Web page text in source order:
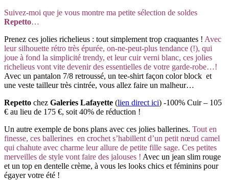
Suivez-moi que je vous montre ma petite sélection de soldes
Repetto…
Prenez ces jolies richelieus : tout simplement trop craquantes ! Avec
leur silhouette rétro très épurée, on-ne-peut-plus tendance (!), qui
joue à fond la simplicité trendy, et leur cuir verni blanc, ces jolies
richelieus vont vite devenir des essentielles de votre garde-robe…!
Avec un pantalon 7/8 retroussé, un tee-shirt façon color block et
une veste tailleur très cintrée, vous allez faire un malheur…
Repetto chez Galeries Lafayette (lien direct ici) -100% Cuir – 105
€ au lieu de 175 €, soit 40% de réduction !
Un autre exemple de bons plans avec ces jolies ballerines. Tout en
finesse, ces ballerines en crochet s’habillent d’un petit nœud camel
qui chahute avec charme leur allure de petite fille sage. Ces petites
merveilles de style vont faire des jalouses ! Avec un jean slim rouge
et un top en dentelle crème, à vous les looks chics et féminins pour
égayer votre été !